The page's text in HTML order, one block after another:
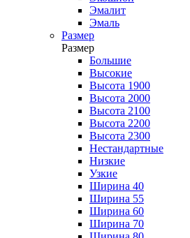
Эмалит
Эмаль
Размер
Размер
Большие
Высокие
Высота 1900
Высота 2000
Высота 2100
Высота 2200
Высота 2300
Нестандартные
Низкие
Узкие
Ширина 40
Ширина 55
Ширина 60
Ширина 70